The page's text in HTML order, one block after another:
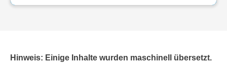
Hinweis: Einige Inhalte wurden maschinell übersetzt.